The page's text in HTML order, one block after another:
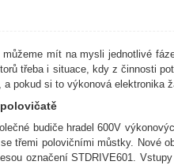
mít na mysli jednotlivé
třeba i situace, kdy z činnosti
pokud si to výkonová elektronika
budiče hradel 600V
třemi polovičními můstky. Nové
označení STDRIVE601.